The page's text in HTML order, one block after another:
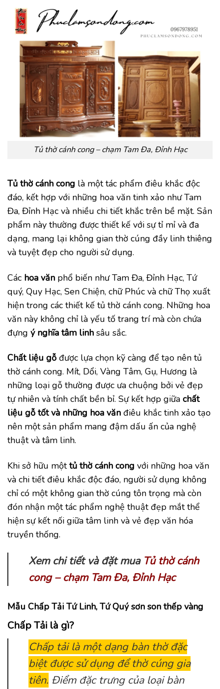
Tủ thờ cánh cong – chạm Tam Đa, Đỉnh Hạc
Tủ thờ cánh cong là một tác phẩm điêu khắc độc
đáo, kết hợp với những hoa văn tinh xảo như Tam
Đa, Đỉnh Hạc và nhiều chi tiết khắc trên bề mặt. Sản
phẩm này thường được thiết kế với sự tỉ mỉ và đa
dạng, mang lại không gian thờ cúng đầy linh thiêng
và tuyệt đẹp cho người sử dụng.
Các hoa văn phổ biến như Tam Đa, Đỉnh Hạc, Tứ
quý, Quy Hạc, Sen Chiện, chữ Phúc và chữ Thọ xuất
hiện trong các thiết kế tủ thờ cánh cong. Những hoa
văn này không chỉ là yếu tố trang trí mà còn chứa
đựng ý nghĩa tâm linh sâu sắc.
Chất liệu gỗ được lựa chọn kỹ càng để tạo nên tủ
thờ cánh cong. Mít, Dổi, Vàng Tâm, Gụ, Hương là
những loại gỗ thường được ưa chuộng bởi vẻ đẹp
tự nhiên và tính chất bền bỉ. Sự kết hợp giữa chất
liệu gỗ tốt và những hoa văn điêu khắc tinh xảo tạo
nên một sản phẩm mang đậm dấu ấn của nghệ
thuật và tâm linh.
Khi sở hữu mộttủ thờ cánh cong với những hoa văn
và chi tiết điêu khắc độc đáo, người sử dụng không
chỉ có một không gian thờ cúng tôn trọng mà còn
đón nhận một tác phẩm nghệ thuật đẹp mắt thể
hiện sự kết nối giữa tâm linh và vẻ đẹp văn hóa
truyền thống.
Xem chi tiết và đặt mua Tủ thờ cánh
cong – chạm Tam Đa, Đỉnh Hạc
Mẫu Chấp Tải Tứ Linh, Tứ Quý sơn son thếp vàng
Chấp Tải là gì?
Chấp tải là một dạng bàn thờ đặc
biệt được sử dụng để thờ cúng gia
tiên. Điểm đặc trưng của loại bàn